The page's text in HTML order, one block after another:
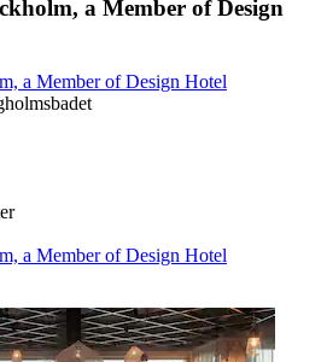
a Member of Design
a Member of Design Hotel
a Member of Design Hotel